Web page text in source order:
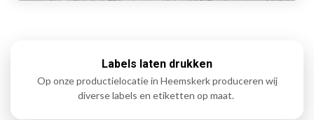
Labels laten drukken
Op onze productielocatie in Heemskerk produceren wij
diverse labels en etiketten op maat.